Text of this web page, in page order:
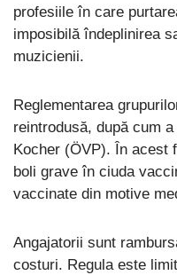
profesiile în care
imposibilă îndeplinirea
muzicienii.
Reglementarea
reintrodusă, după cum
Kocher (ÖVP). În acest
boli grave în ciuda
vaccinate din motive
Angajatorii sunt
costuri. Regula este